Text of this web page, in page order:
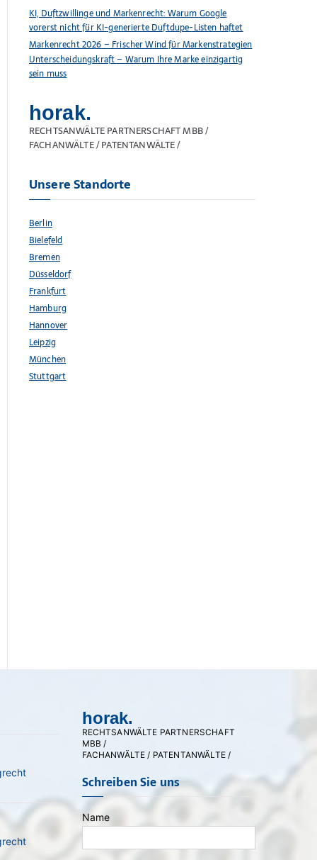
KI, Duftzwillinge und Markenrecht: Warum Google
vorerst nicht für KI-generierte Duftdupe-Listen haftet
Markenrecht 2026 – Frischer Wind für Markenstrategien
Unterscheidungskraft – Warum Ihre Marke einzigartig
sein muss
horak.
RECHTSANWÄLTE PARTNERSCHAFT MBB /
FACHANWÄLTE / PATENTANWÄLTE /
Unsere Standorte
Berlin
Bielefeld
Bremen
Düsseldorf
Frankfurt
Hamburg
Hannover
Leipzig
München
Stuttgart
horak.
RECHTSANWÄLTE PARTNERSCHAFT
MBB /
FACHANWÄLTE / PATENTANWÄLTE /
Schreiben Sie uns
Name